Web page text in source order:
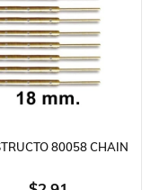
80058 CHAIN
20 ADET-PRINÇ -